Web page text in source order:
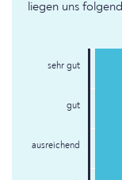
liegen uns
sehr gut
gut
ausreichend